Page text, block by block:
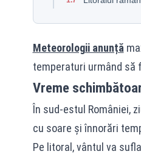
Meteorologii anunță
temperaturi urmând
Vreme
În sud-estul României,
cu soare și înnorări
Pe litoral, vântul va